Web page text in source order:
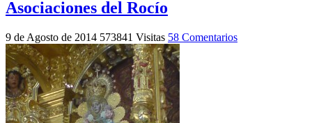
Asociaciones del Rocío
9 de Agosto de 2014 573841 Visitas 58 Comentarios